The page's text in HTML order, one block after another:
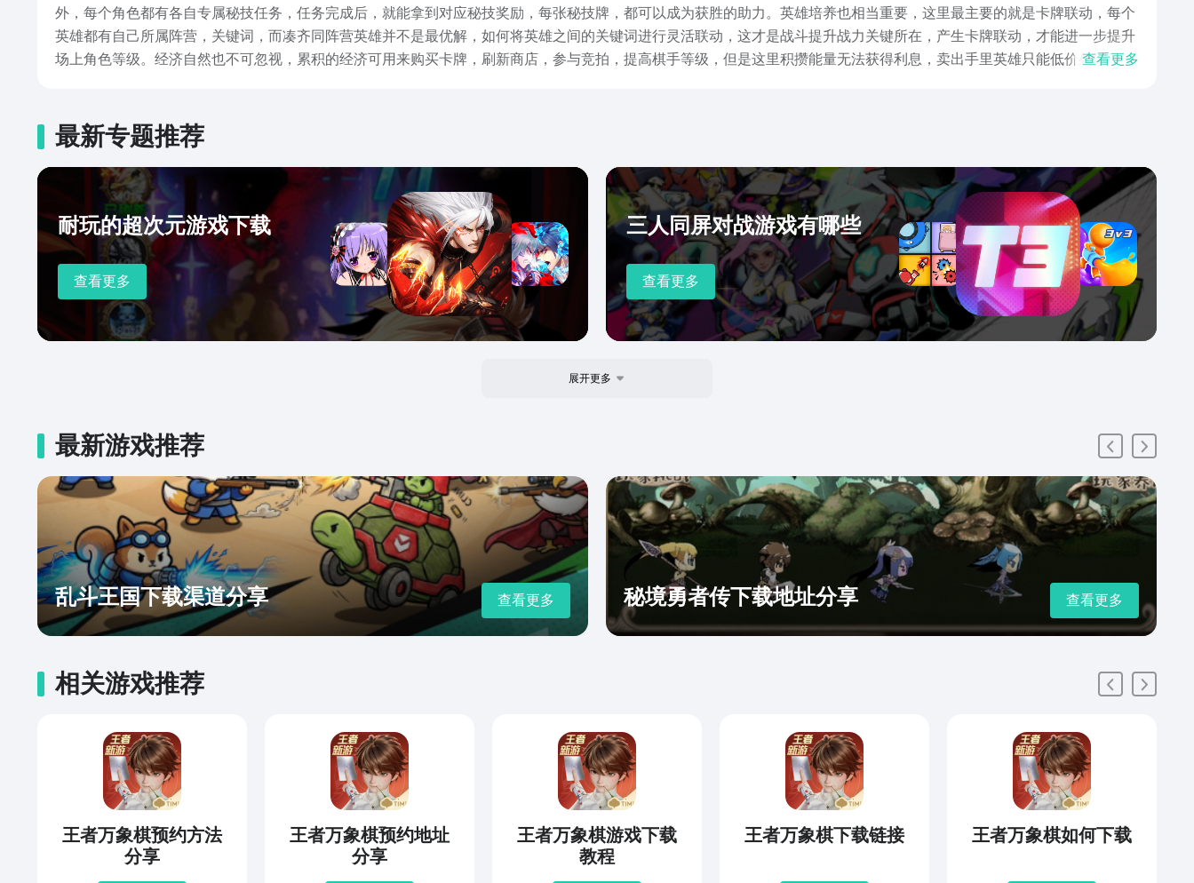
外，每个角色都有各自专属秘技任务，任务完成后，就能拿到对应秘技奖励，每张秘技牌，都可以成为获胜的助力。英雄培养也相当重要，这里最主要的就是卡牌联动，每个
英雄都有自己所属阵营，关键词，而凑齐同阵营英雄并不是最优解，如何将英雄之间的关键词进行灵活联动，这才是战斗提升战力关键所在，产生卡牌联动，才能进一步提升
场上角色等级。经济自然也不可忽视，累积的经济可用来购买卡牌，刷新商店，参与竞拍，提高棋手等级，但是这里积攒能量无法获得利息，卖出手里英雄只能低价处理；竞
查看更多
最新专题推荐
耐玩的超次元游戏下载
查看更多
三人同屏对战游戏有哪些
查看更多
展开更多
最新游戏推荐
乱斗王国下载渠道分享 查看更多 秘境勇者传下载地址分享 查看更多
相关游戏推荐
王者万象棋预约方法
分享
王者万象棋预约地址
分享
王者万象棋游戏下载
教程
王者万象棋下载链接 王者万象棋如何下载